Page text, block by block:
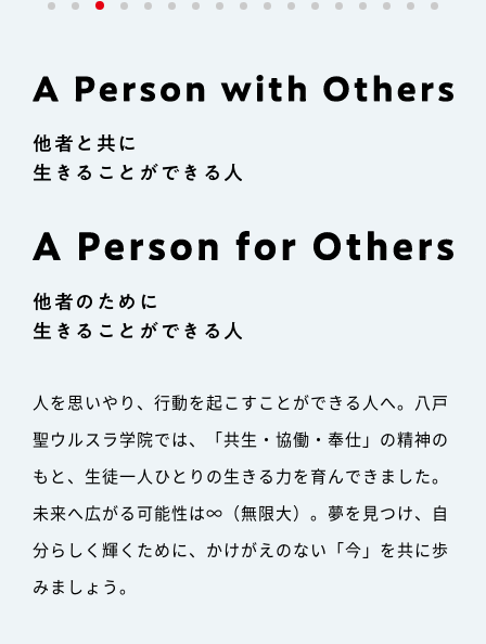
他者と共に
生きることができる人
他者のために
生きることができる人
人を思いやり、行動を起こすことができる人へ。 八戸
聖ウルスラ学院では、「共生・協働・奉仕」の精神の
もと、生徒一人ひとりの生きる力を育んできました。
未来へ広がる可能性は∞（無限大）。 夢を見つけ、自
分らしく輝くために、かけがえのない「今」を共に歩
みましょう。